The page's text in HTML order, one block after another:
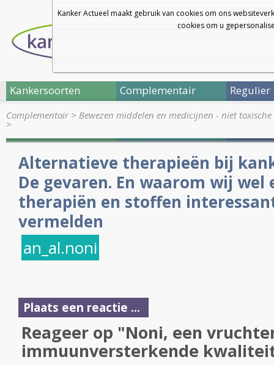
Kanker Actueel maakt gebruik van cookies om ons
cookies om u
Kankersoorten Complementair Regulier
Complementair> Bewezen middelen en medicijnen - niet
>
Alternatieve therapieën bij
De gevaren. En waarom wij wel
therapiën en stoffen
vermelden
an_al.noni
Plaats een reactie ...
Reageer op "Noni, een
immuunversterkende